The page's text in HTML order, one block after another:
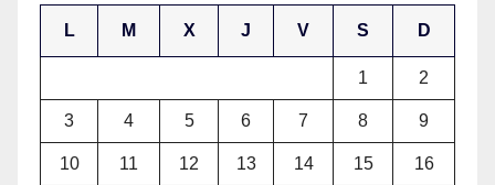
L M X J V S D
1 2
3 4 5 6 7 8 9
10 11 12 13 14 15 16